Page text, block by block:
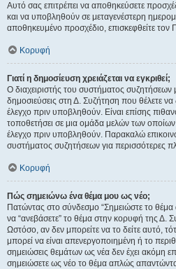
Αυτό σας επιτρέπει να αποθηκεύσετε
και να υποβληθούν σε μεταγενέστερη
αποθηκευμένο προσχέδιο, επισκεφθείτε
Κορυφή
Γιατί η δημοσίευση χρειάζεται να εγκριθεί;
Ο διαχειριστής του συστήματος συζητήσεων
δημοσιεύσεις στη Δ. Συζήτηση που θέλετε να
έλεγχο πριν υποβληθούν. Είναι επίσης
τοποθετήσει σε μια ομάδα μελών των οποίων
έλεγχο πριν υποβληθούν. Παρακαλώ
συστήματος συζητήσεων για περισσότερες
Κορυφή
Πώς σημειώνω ένα θέμα μου ως νέο;
Πατώντας στο σύνδεσμο “Σημειώστε το θέμα
να “ανεβάσετε” το θέμα στην κορυφή της Δ.
Ωστόσο, αν δεν μπορείτε να το δείτε αυτό,
μπορεί να είναι απενεργοποιημένη ή το
σημειώσεις θεμάτων ως νέα δεν έχει ακόμη
σημειώσετε ως νέο το θέμα απλώς